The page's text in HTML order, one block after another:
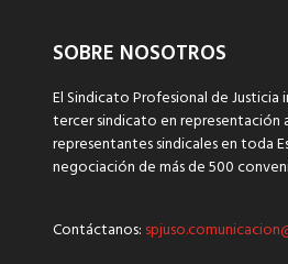
SOBRE NOSOTROS
El Sindicato Profesional de Justicia
tercer sindicato en representación
representantes sindicales en toda
negociación de más de 500
Contáctanos: